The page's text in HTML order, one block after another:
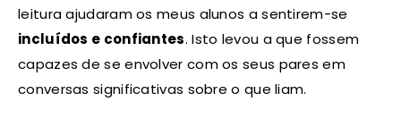
leitura ajudaram os meus alunos a sentirem-se
incluídos e confiantes. Isto levou a que fossem
capazes de se envolver com os seus pares em
conversas significativas sobre o que liam.